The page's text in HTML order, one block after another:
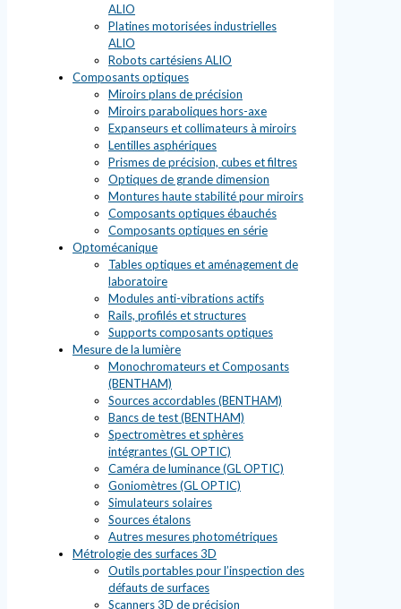
ALIO
Platines motorisées industrielles
ALIO
Robots cartésiens ALIO
Composants optiques
Miroirs plans de précision
Miroirs paraboliques hors-axe
Expanseurs et collimateurs à miroirs
Lentilles asphériques
Prismes de précision, cubes et filtres
Optiques de grande dimension
Montures haute stabilité pour miroirs
Composants optiques ébauchés
Composants optiques en série
Optomécanique
Tables optiques et aménagement de
laboratoire
Modules anti-vibrations actifs
Rails, profilés et structures
Supports composants optiques
Mesure de la lumière
Monochromateurs et Composants
(BENTHAM)
Sources accordables (BENTHAM)
Bancs de test (BENTHAM)
Spectromètres et sphères
intégrantes (GL OPTIC)
Caméra de luminance (GL OPTIC)
Goniomètres (GL OPTIC)
Simulateurs solaires
Sources étalons
Autres mesures photométriques
Métrologie des surfaces 3D
Outils portables pour l’inspection des
défauts de surfaces
Scanners 3D de précision